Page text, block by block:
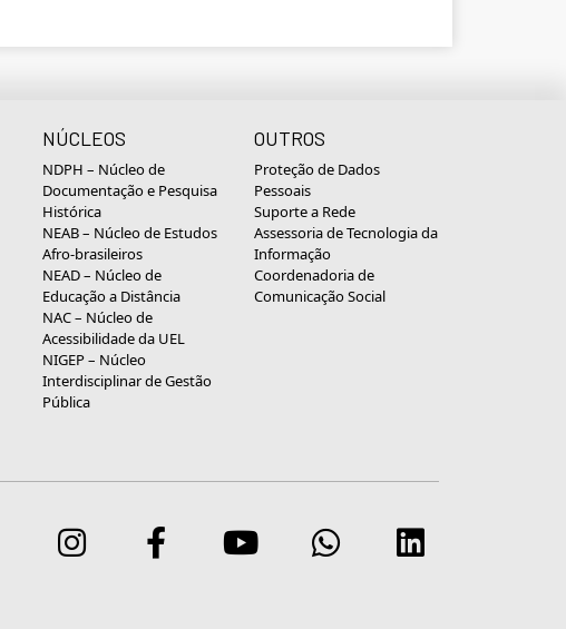
NÚCLEOS
NDPH – Núcleo de
Documentação e Pesquisa
Histórica
NEAB – Núcleo de Estudos
Afro-brasileiros
NEAD – Núcleo de
Educação a Distância
NAC – Núcleo de
Acessibilidade da UEL
NIGEP – Núcleo
Interdisciplinar de Gestão
Pública
OUTROS
Proteção de Dados
Pessoais
Suporte a Rede
Assessoria de Tecnologia da
Informação
Coordenadoria de
Comunicação Social